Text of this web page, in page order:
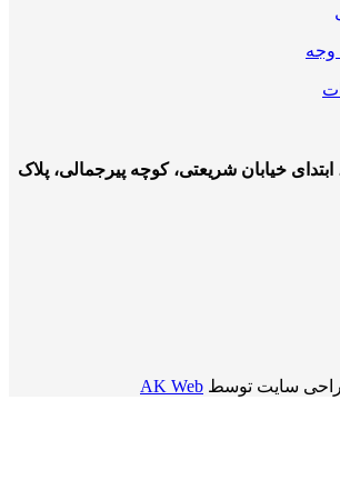
وجه
ابتدای خیابان شریعتی، کوچه پیرجمالی، پلاک
سایت توسط AK Web